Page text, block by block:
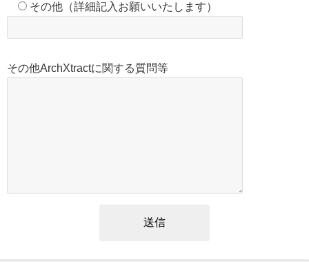
その他（詳細記入お願いいたします）
その他ArchXtractに関する質問等